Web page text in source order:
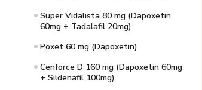
Super Vidalista 80 mg (Dapoxetin
60mg + Tadalafil 20mg)
Poxet 60 mg (Dapoxetin)
Cenforce D 160 mg (Dapoxetin 60mg
+ Sildenafil 100mg)